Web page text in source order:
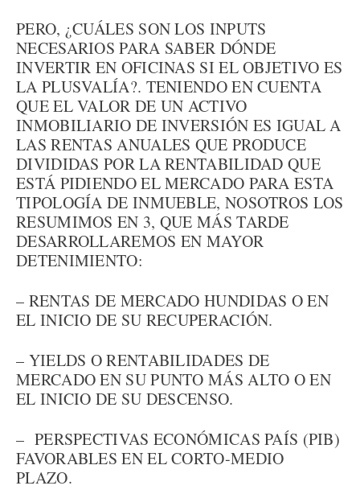
PERO, ¿CUÁLES SON LOS INPUTS
NECESARIOS PARA SABER DÓNDE
INVERTIR EN OFICINAS SI EL OBJETIVO ES
LA PLUSVALÍA?. TENIENDO EN CUENTA
QUE EL VALOR DE UN ACTIVO
INMOBILIARIO DE INVERSIÓN ES IGUAL A
LAS RENTAS ANUALES QUE PRODUCE
DIVIDIDAS POR LA RENTABILIDAD QUE
ESTÁ PIDIENDO EL MERCADO PARA ESTA
TIPOLOGÍA DE INMUEBLE, NOSOTROS LOS
RESUMIMOS EN 3, QUE MÁS TARDE
DESARROLLAREMOS EN MAYOR
DETENIMIENTO:
– RENTAS DE MERCADO HUNDIDAS O EN
EL INICIO DE SU RECUPERACIÓN.
– YIELDS O RENTABILIDADES DE
MERCADO EN SU PUNTO MÁS ALTO O EN
EL INICIO DE SU DESCENSO.
– PERSPECTIVAS ECONÓMICAS PAÍS (PIB)
FAVORABLES EN EL CORTO-MEDIO
PLAZO.